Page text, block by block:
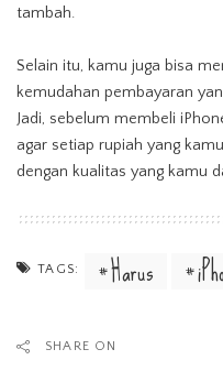
tambah.
Selain itu, kamu juga bisa
kemudahan pembayaran
Jadi, sebelum membeli
agar setiap rupiah yang
dengan kualitas yang kamu
TAGS: Harus
SHARE ON